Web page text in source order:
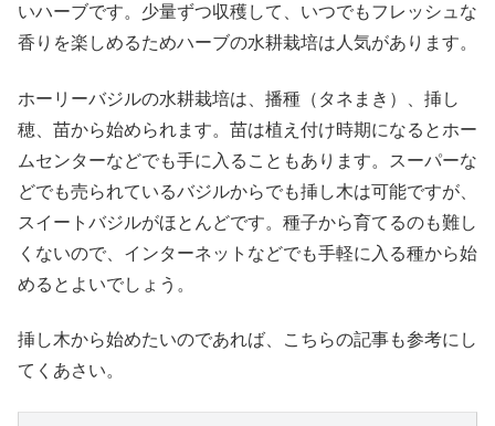
いハーブです。少量ずつ収穫して、いつでもフレッシュな
香りを楽しめるためハーブの水耕栽培は人気があります。
ホーリーバジルの水耕栽培は、播種（タネまき）、挿し
穂、苗から始められます。苗は植え付け時期になるとホー
ムセンターなどでも手に入ることもあります。スーパーな
どでも売られているバジルからでも挿し木は可能ですが、
スイートバジルがほとんどです。種子から育てるのも難し
くないので、インターネットなどでも手軽に入る種から始
めるとよいでしょう。
挿し木から始めたいのであれば、こちらの記事も参考にし
てくあさい。